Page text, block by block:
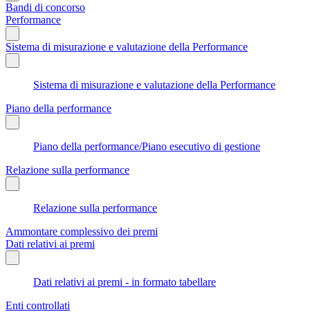
Bandi di concorso
Performance
Sistema di misurazione e valutazione della Performance
Sistema di misurazione e valutazione della Performance
Piano della performance
Piano della performance/Piano esecutivo di gestione
Relazione sulla performance
Relazione sulla performance
Ammontare complessivo dei premi
Dati relativi ai premi
Dati relativi ai premi - in formato tabellare
Enti controllati